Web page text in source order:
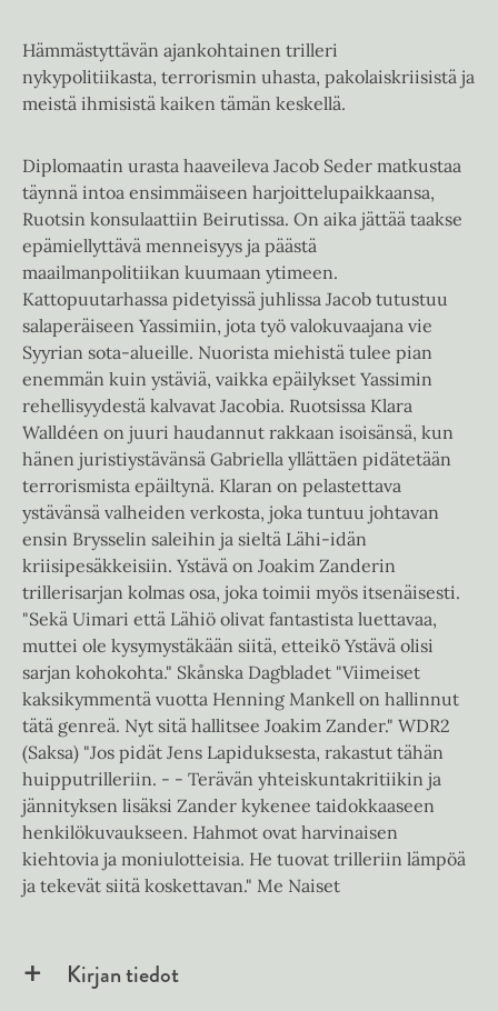
Hämmästyttävän ajankohtainen trilleri
nykypolitiikasta, terrorismin uhasta, pakolaiskriisistä ja
meistä ihmisistä kaiken tämän keskellä.
Diplomaatin urasta haaveileva Jacob Seder matkustaa
täynnä intoa ensimmäiseen harjoittelupaikkaansa,
Ruotsin konsulaattiin Beirutissa. On aika jättää taakse
epämiellyttävä menneisyys ja päästä
maailmanpolitiikan kuumaan ytimeen.
Kattopuutarhassa pidetyissä juhlissa Jacob tutustuu
salaperäiseen Yassimiin, jota työ valokuvaajana vie
Syyrian sota-alueille. Nuorista miehistä tulee pian
enemmän kuin ystäviä, vaikka epäilykset Yassimin
rehellisyydestä kalvavat Jacobia. Ruotsissa Klara
Walldéen on juuri haudannut rakkaan isoisänsä, kun
hänen juristiystävänsä Gabriella yllättäen pidätetään
terrorismista epäiltynä. Klaran on pelastettava
ystävänsä valheiden verkosta, joka tuntuu johtavan
ensin Brysselin saleihin ja sieltä Lähi-idän
kriisipesäkkeisiin. Ystävä on Joakim Zanderin
trillerisarjan kolmas osa, joka toimii myös itsenäisesti.
"Sekä Uimari että Lähiö olivat fantastista luettavaa,
muttei ole kysymystäkään siitä, etteikö Ystävä olisi
sarjan kohokohta." Skånska Dagbladet "Viimeiset
kaksikymmentä vuotta Henning Mankell on hallinnut
tätä genreä. Nyt sitä hallitsee Joakim Zander." WDR2
(Saksa) "Jos pidät Jens Lapiduksesta, rakastut tähän
huipputrilleriin. - - Terävän yhteiskuntakritiikin ja
jännityksen lisäksi Zander kykenee taidokkaaseen
henkilökuvaukseen. Hahmot ovat harvinaisen
kiehtovia ja moniulotteisia. He tuovat trilleriin lämpöä
ja tekevät siitä koskettavan." Me Naiset
Kirjan tiedot